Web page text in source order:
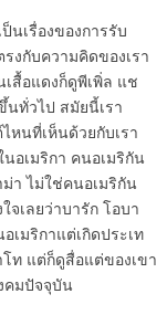
นเรื่องของการรับ
งกับความคิดของเรา
สื้อแดงก็ดูพีเพิ่ล แช
ทั่วไป สมัยนี้เรา
หนที่เห็นด้วยกับเรา
อเมริกา คนอเมริกัน
า ไม่ใช่คนอเมริกัน
จเลยว่าบารัก โอบา
เมริกาแต่เกิดประเท
ท แต่ก็ดูสื่อแต่ของเขา
คมปัจจุบัน